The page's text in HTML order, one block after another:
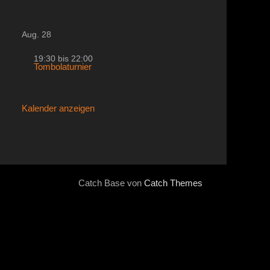
Aug. 28
19:30 bis 22:00
Tombolaturnier
Kalender anzeigen
Catch Base von Catch Themes